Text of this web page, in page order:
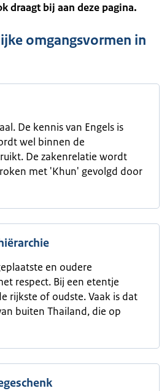
draagt bij aan deze pagina.
omgangsvormen in
De kennis van Engels is
wel binnen de
De zakenrelatie wordt
met 'Khun' gevolgd door
en oudere
respect. Bij een etentje
rijkste of oudste. Vaak is dat
buiten Thailand, die op